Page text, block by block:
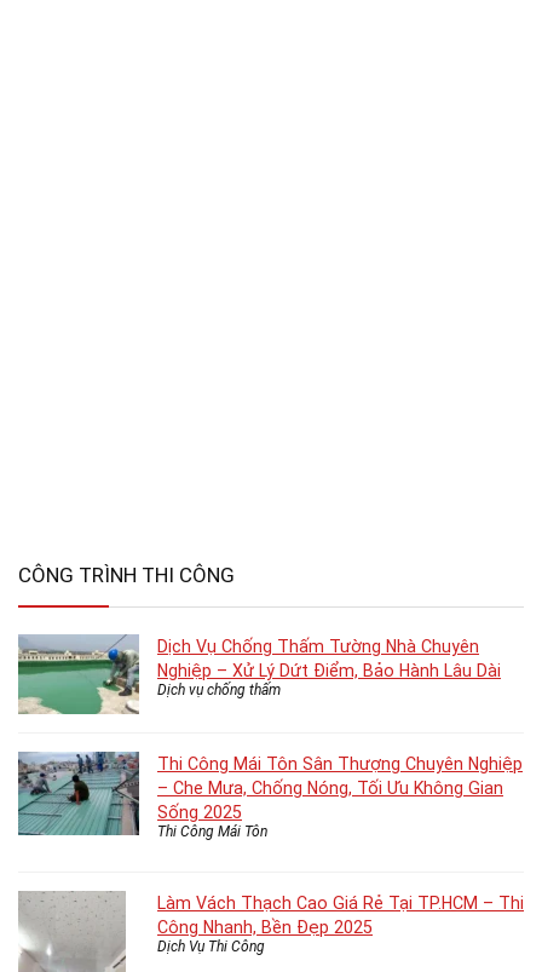
CÔNG TRÌNH THI CÔNG
Dịch Vụ Chống Thấm Tường Nhà Chuyên
Nghiệp – Xử Lý Dứt Điểm, Bảo Hành Lâu Dài
Dịch vụ chống thấm
Thi Công Mái Tôn Sân Thượng Chuyên Nghiệp
– Che Mưa, Chống Nóng, Tối Ưu Không Gian
Sống 2025
Thi Công Mái Tôn
Làm Vách Thạch Cao Giá Rẻ Tại TP.HCM – Thi
Công Nhanh, Bền Đẹp 2025
Dịch Vụ Thi Công